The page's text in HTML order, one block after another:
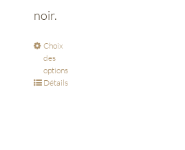
noir.
Choix
des
options
Détails